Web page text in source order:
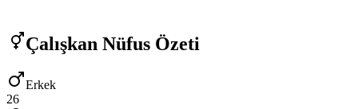
Çalışkan Nüfus Özeti
Erkek
26